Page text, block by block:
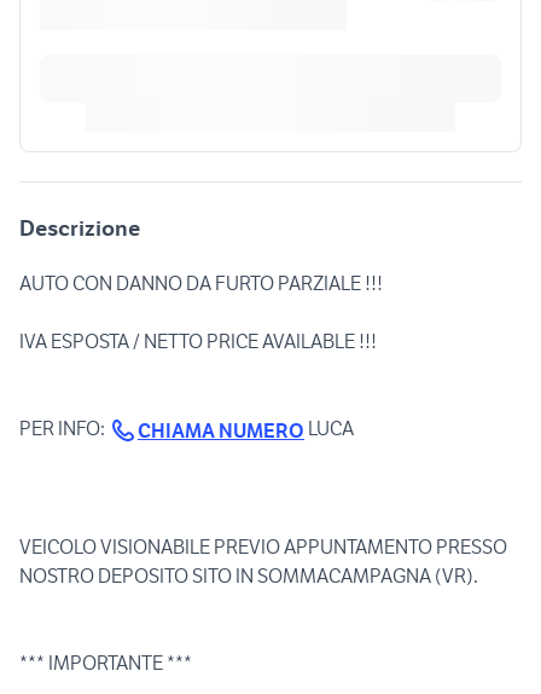
Descrizione
AUTO CON DANNO DA FURTO PARZIALE !!!
IVA ESPOSTA / NETTO PRICE AVAILABLE !!!
PER INFO: CHIAMA NUMERO LUCA
VEICOLO VISIONABILE PREVIO APPUNTAMENTO PRESSO
NOSTRO DEPOSITO SITO IN SOMMACAMPAGNA (VR).
*** IMPORTANTE ***